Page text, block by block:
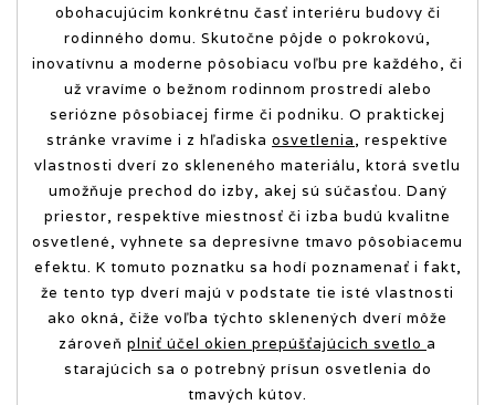
obohacujúcim konkrétnu časť interiéru budovy či
rodinného domu. Skutočne pôjde o pokrokovú,
inovatívnu a moderne pôsobiacu voľbu pre každého, či
už vravíme o bežnom rodinnom prostredí alebo
seriózne pôsobiacej firme či podniku. O praktickej
stránke vravíme i z hľadiska osvetlenia, respektíve
vlastnosti dverí zo skleneného materiálu, ktorá svetlu
umožňuje prechod do izby, akej sú súčasťou. Daný
priestor, respektíve miestnosť či izba budú kvalitne
osvetlené, vyhnete sa depresívne tmavo pôsobiacemu
efektu. K tomuto poznatku sa hodí poznamenať i fakt,
že tento typ dverí majú v podstate tie isté vlastnosti
ako okná, čiže voľba týchto sklenených dverí môže
zároveň plniť účel okien prepúšťajúcich svetlo a
starajúcich sa o potrebný prísun osvetlenia do
tmavých kútov.